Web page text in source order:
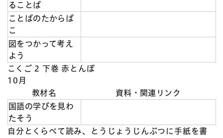
ることば
ことばのたからば
こ
図をつかって考え
よう
こくご 2 下巻 赤とんぼ
10月
教材名
資料・関連リンク
国語の学びを見わ
たそう
自分とくらべて読み、とうじょうじんぶつに手紙を書